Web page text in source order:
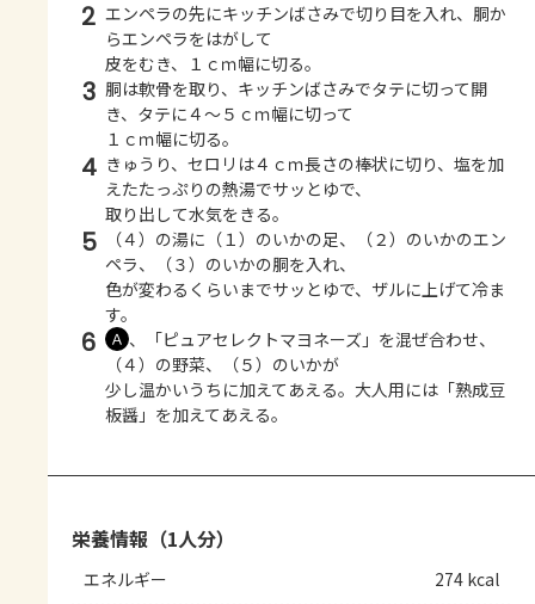
2 エンペラの先にキッチンばさみで切り目を入れ、胴か
らエンペラをはがして
皮をむき、１ｃｍ幅に切る。
3 胴は軟骨を取り、キッチンばさみでタテに切って開
き、タテに４～５ｃｍ幅に切って
１ｃｍ幅に切る。
4 きゅうり、セロリは４ｃｍ長さの棒状に切り、塩を加
えたたっぷりの熱湯でサッとゆで、
取り出して水気をきる。
5
（４）の湯に（１）のいかの足、（２）のいかのエン
ペラ、（３）のいかの胴を入れ、
色が変わるくらいまでサッとゆで、ザルに上げて冷ま
す。
6 Ａ 、「ピュアセレクトマヨネーズ」を混ぜ合わせ、
（４）の野菜、（５）のいかが
少し温かいうちに加えてあえる。大人用には「熟成豆
板醤」を加えてあえる。
栄養情報（1人分）
エネルギー 274 kcal